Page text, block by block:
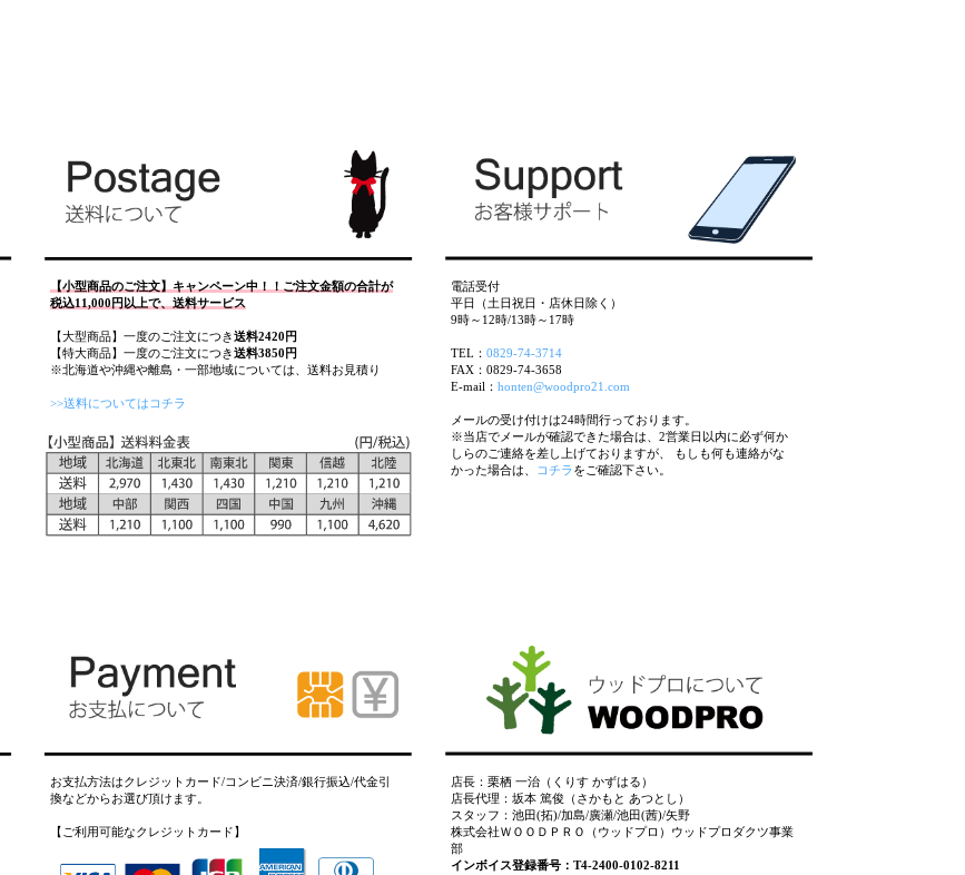
【小型商品のご注文】キャンペーン中！！ご注文金額の合計が
税込11,000円以上で、送料サービス
【大型商品】一度のご注文につき送料2420円
【特大商品】一度のご注文につき送料3850円
※北海道や沖縄や離島・一部地域については、送料お見積り
>>送料についてはコチラ
電話受付
平日（土日祝日・店休日除く）
9時～12時/13時～17時
TEL： 0829-74-3714
FAX：0829-74-3658
E-mail： honten@woodpro21.com
メールの受け付けは24時間行っております。
※当店でメールが確認できた場合は、2営業日以内に必ず何か
しらのご連絡を差し上げておりますが、 もしも何も連絡がな
かった場合は、
コチラ をご確認下さい。
お支払方法はクレジットカード/コンビニ決済/銀行振込/代金引
換などからお選び頂けます。
【ご利用可能なクレジットカード】
店長：栗栖 一治（くりす かずはる）
店長代理：坂本 篤俊（さかもと あつとし）
スタッフ：池田(拓)/加島/廣瀬/池田(茜)/矢野
株式会社ＷＯＯＤＰＲＯ（ウッドプロ）ウッドプロダクツ事業
部
インボイス登録番号：T4-2400-0102-8211